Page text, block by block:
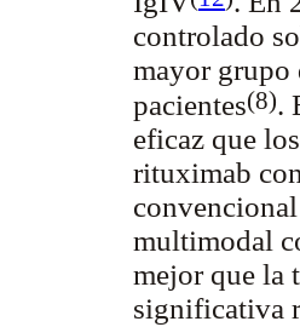
controlado
mayor grupo
pacientes(8).
eficaz que
rituximab
multimodal
mejor que la
significativa